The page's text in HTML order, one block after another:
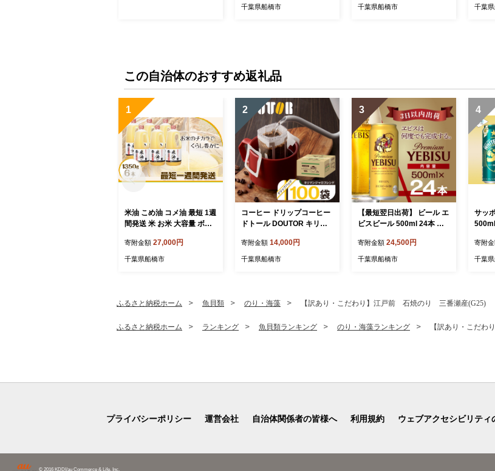
千葉県船橋市 千葉県船橋市 千葉
この自治体のおすすめ返礼品
1
米油 こめ油 コメ油 最短 1週
間発送 米 お米 大容量 ボー
油 油 調理油 国産 米ぬか 揚
げ物 あげもの 天ぷら 唐揚
寄附金額 27,000円
千葉県船橋市
2
コーヒー ドリップコーヒー
ドトール DOUTOR キリマ
プ パック 大容量 キリマン
ジャロ 個包装 100袋 100杯
寄附金額 14,000円
千葉県船橋市
3
【最短翌日出荷】 ビール エ
ビスビール 500ml 24本 酒
ヱビス 贈答 24 ケース サッ
ポロビール sapporo エビス
寄附金額 24,500円
千葉県船橋市
4
サッ
寄附
千葉
ふるさと納税ホーム 魚貝類 のり・海藻 【訳あり・こだわり】江戸前 石焼のり 三番瀬産(G25)
ふるさと納税ホーム ランキング 魚貝類ランキング のり・海藻ランキング 【訳あり・こだ
プライバシーポリシー 運営会社 自治体関係者の皆様へ 利用規約 ウェブアクセシビリティ
© 2016 KDDI/au Commerce & Life, Inc.